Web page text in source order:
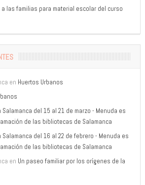
a las familias para material escolar del curso
en Huertos Urbanos
del 15 al 21 de marzo - Menuda es
de las bibliotecas de Salamanca
del 16 al 22 de febrero - Menuda es
de las bibliotecas de Salamanca
en Un paseo familiar por los orígenes de la